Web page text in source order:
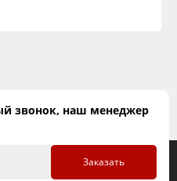
звонок, наш менеджер
Заказать